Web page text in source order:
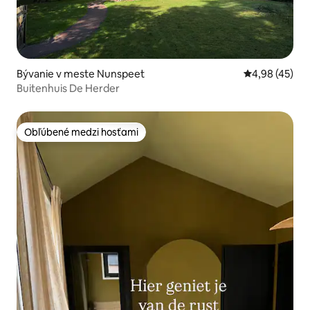
Bývanie v meste Nunspeet Priemerné
4,98 (45)
Buitenhuis De Herder
Obľúbené medzi hosťami
Obľúbené medzi hosťami